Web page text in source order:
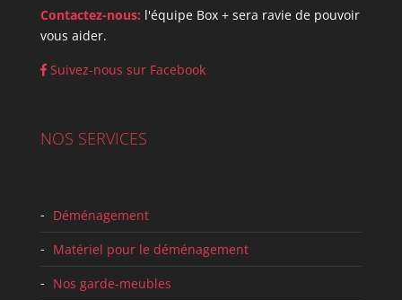
Contactez-nous: l'équipe Box + sera ravie de pouvoir
vous aider.
Suivez-nous sur Facebook
NOS SERVICES
Déménagement
Matériel pour le déménagement
Nos garde-meubles